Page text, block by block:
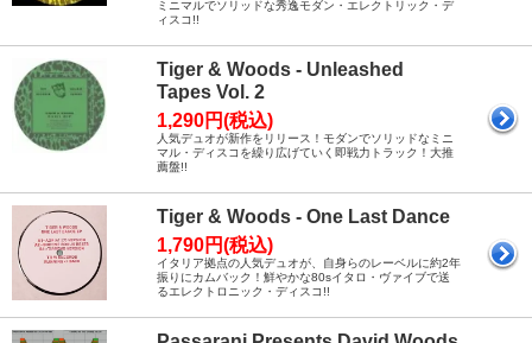
ミニマルでソリッドな秀逸モダン・エレクトリック・デ
ィスコ!!
Tiger & Woods - Unleashed
Tapes Vol. 2
1,290円(税込)
人気デュオが新作をリリース！モダンでソリッドなミニ
マル・ディスコを繰り広げていく即戦力トラック！大推
薦盤!!
Tiger & Woods - One Last Dance
1,790円(税込)
イタリア拠点の人気デュオが、自身らのレーベルに約2年
振りにカムバック！鮮やかな80sイタロ・ヴァイブで送
るエレクトロニック・ディスコ!!